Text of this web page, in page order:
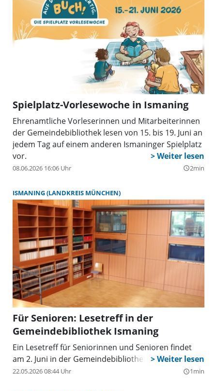
Spielplatz-Vorlesewoche in Ismaning
Ehrenamtliche Vorleserinnen und Mitarbeiterinnen
der Gemeindebibliothek lesen von 15. bis 19. Juni an
jedem Tag auf einem anderen Ismaninger Spielplatz
vor.
08.06.2026 16:06 Uhr query_builder2min
ISMANING (LANDKREIS MÜNCHEN)
Für Senioren: Lesetreff in der
Gemeindebibliothek Ismaning
Ein Lesetreff für Seniorinnen und Senioren findet
am 2. Juni in der Gemeindebibliothek Ismaning statt.
22.05.2026 08:44 Uhr query_builder1min